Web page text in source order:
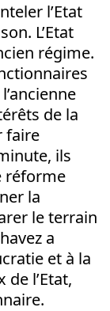
l’Etat
L’Etat
régime.
de la
faire
ils
réforme
la
le terrain
a
et à la
l’Etat,